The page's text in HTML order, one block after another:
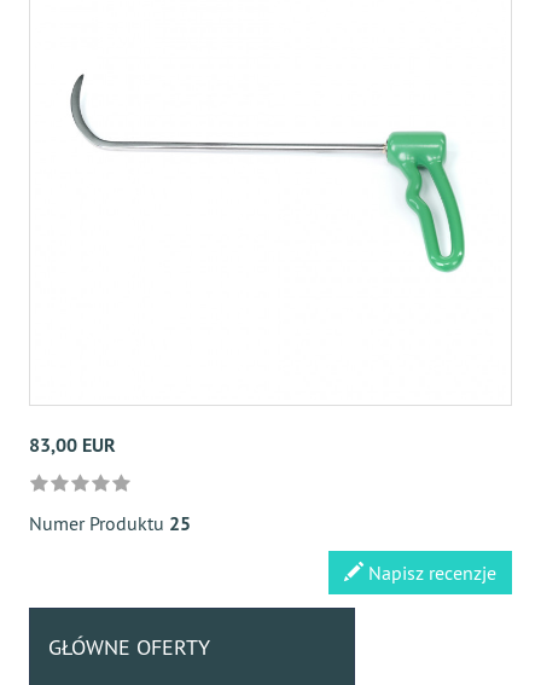
83,00 EUR
Numer Produktu 25
Napisz recenzje
GŁÓWNE OFERTY